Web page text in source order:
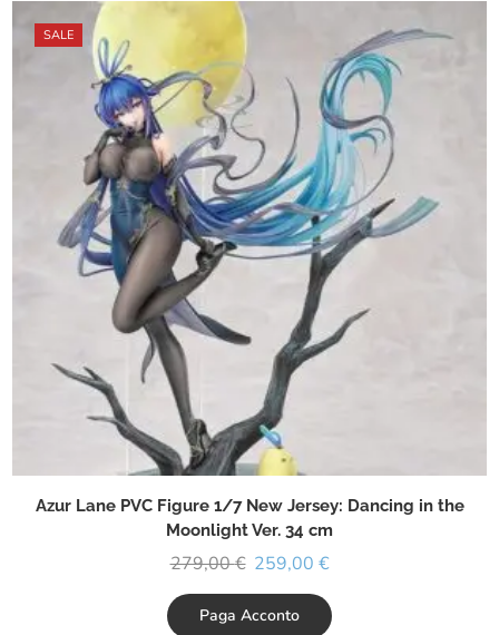
SALE
Azur Lane PVC Figure 1/7 New Jersey: Dancing in the
Moonlight Ver. 34 cm
279,00€ 259,00 €
Paga Acconto